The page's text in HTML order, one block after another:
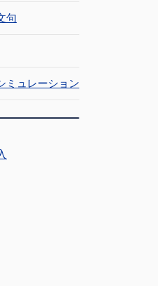
句
ミュレーション